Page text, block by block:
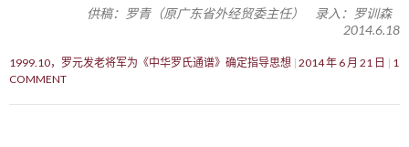
供稿：罗青（原广东省外经贸委主任） 录入：罗训森
2014.6.18
1999.10，罗元发老将军为《中华罗氏通谱》确定指导思想 2014 年 6 月 21 日
1
COMMENT